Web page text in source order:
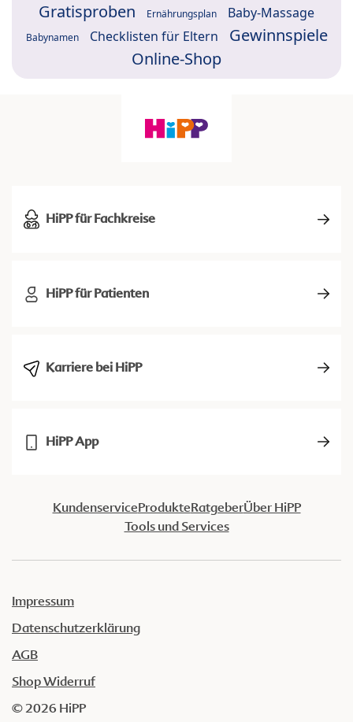
Gratisproben Ernährungsplan Baby-Massage
Babynamen Checklisten für Eltern
Gewinnspiele
Online-Shop
HiPP für Fachkreise
HiPP für Patienten
Karriere bei HiPP
HiPP App
KundenserviceProdukteRatgeberÜber HiPP
Tools und Services
Impressum
Datenschutzerklärung
AGB
Shop Widerruf
© 2026 HiPP